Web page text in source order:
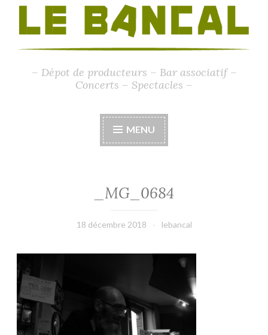
– Dépot de producteurs – Bar associatif –
Concerts – Spectacles –
MENU
_MG_0684
18 décembre 2018 lebancal